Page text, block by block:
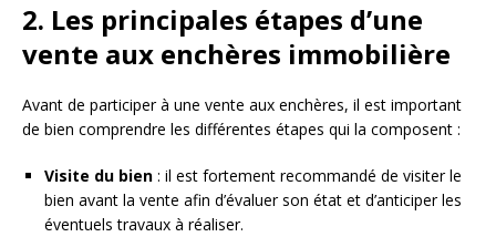
2. Les principales étapes d’une
vente aux enchères immobilière
Avant de participer à une vente aux enchères, il est important
de bien comprendre les différentes étapes qui la composent :
Visite du bien : il est fortement recommandé de visiter le
bien avant la vente afin d’évaluer son état et d’anticiper les
éventuels travaux à réaliser.